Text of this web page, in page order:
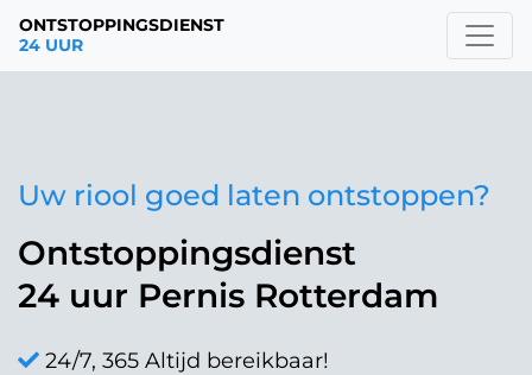
ONTSTOPPINGSDIENST
24 UUR
Uw riool goed laten ontstoppen?
Ontstoppingsdienst
24 uur Pernis Rotterdam
24/7, 365 Altijd bereikbaar!